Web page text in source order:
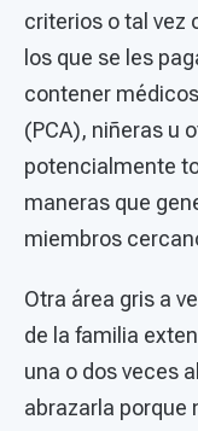
criterios o tal vez
los que se les
contener
(PCA), niñeras u
potencialmente
maneras que
miembros
Otra área gris a
de la familia
una o dos veces
abrazarla porque